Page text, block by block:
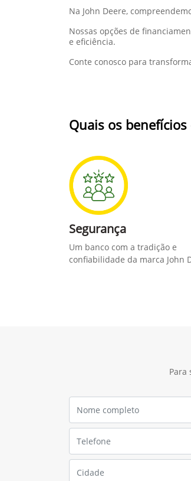
Na John Deere,
Nossas opções de
e eficiência.
Conte conosco para
Quais os
Segurança
Um banco com a tradição e
confiabilidade da marca John
Para